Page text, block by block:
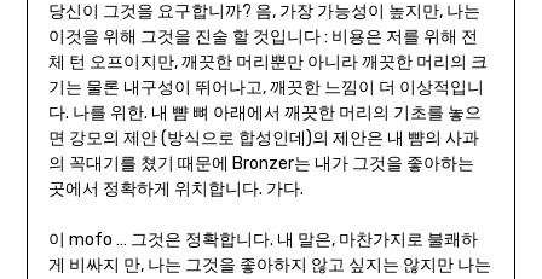
당신이 그것을 요구합니까? 음, 가장 가능성이 높지만, 나는
이것을 위해 그것을 진술 할 것입니다 : 비용은 저를 위해 전
체 턴 오프이지만, 깨끗한 머리뿐만 아니라 깨끗한 머리의 크
기는 물론 내구성이 뛰어나고, 깨끗한 느낌이 더 이상적입니
다. 나를 위한. 내 뺨 뼈 아래에서 깨끗한 머리의 기초를 놓으
면 강모의 제안 (방식으로 합성인데)의 제안은 내 뺨의 사과
의 꼭대기를 쳤기 때문에 Bronzer는 내가 그것을 좋아하는
곳에서 정확하게 위치합니다. 가다.
이 mofo … 그것은 정확합니다. 내 말은, 마찬가지로 불쾌하
게 비싸지 만, 나는 그것을 좋아하지 않고 싶지는 않지만 나는